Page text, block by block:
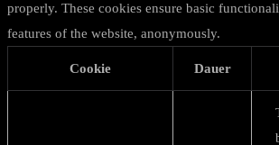
properly. These cookies ensure basic
features of the website, anonymously.
Cookie Dauer